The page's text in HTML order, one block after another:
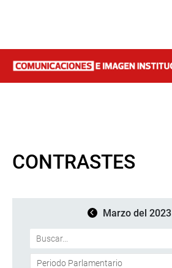
CONTRASTES
Marzo del 2023